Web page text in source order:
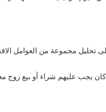
تحليل مجموعة من العوامل
يجب عليهم شراء أو بيع زوج